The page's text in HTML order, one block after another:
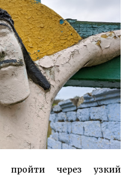
через узкий